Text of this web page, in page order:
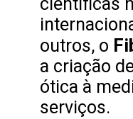
científicas
outros, o
a criação
ótica à
serviços.